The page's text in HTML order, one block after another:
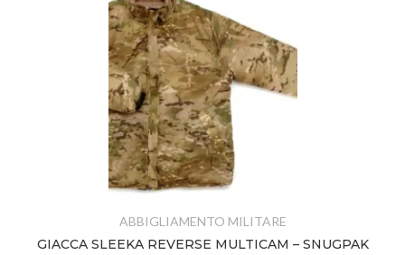
ABBIGLIAMENTO MILITARE
GIACCA SLEEKA REVERSE MULTICAM – SNUGPAK